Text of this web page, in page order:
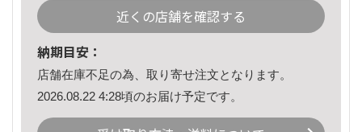
近くの店舗を確認する
納期目安：
店舗在庫不足の為、取り寄せ注文となります。
2026.08.22 4:28頃のお届け予定です。